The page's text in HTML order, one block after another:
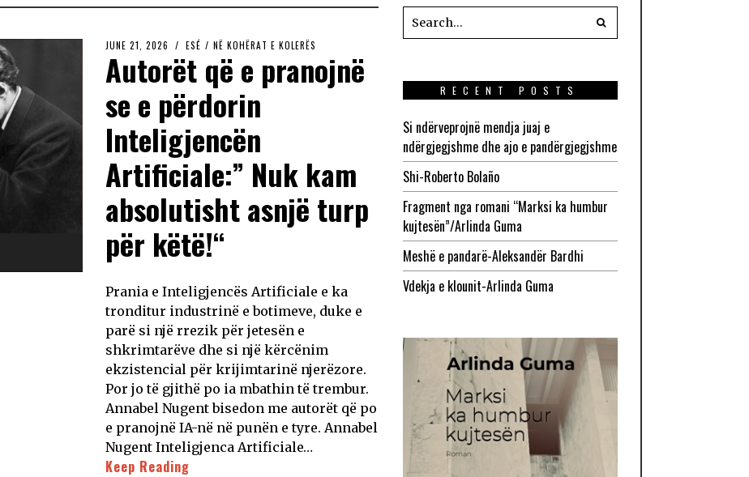
JUNE 21, 2026 ESÉ / NË KOHËRAT E KOLERËS
Autorët që e pranojnë
se e përdorin
Inteligjencën
Artificiale:” Nuk kam
absolutisht asnjë turp
për këtë!“
Prania e Inteligjencës Artificiale e ka
tronditur industrinë e botimeve, duke e
parë si një rrezik për jetesën e
shkrimtarëve dhe si një kërcënim
ekzistencial për krijimtarinë njerëzore.
Por jo të gjithë po ia mbathin të trembur.
Annabel Nugent bisedon me autorët që po
e pranojnë IA-në në punën e tyre. Annabel
Nugent Inteligjenca Artificiale…
Keep Reading
RECENT POSTS
Si ndërveprojnë mendja juaj e
ndërgjegjshme dhe ajo e pandërgjegjshme
Shi-Roberto Bolaño
Fragment nga romani “Marksi ka humbur
kujtesën”/Arlinda Guma
Meshë e pandarë-Aleksandër Bardhi
Vdekja e klounit-Arlinda Guma